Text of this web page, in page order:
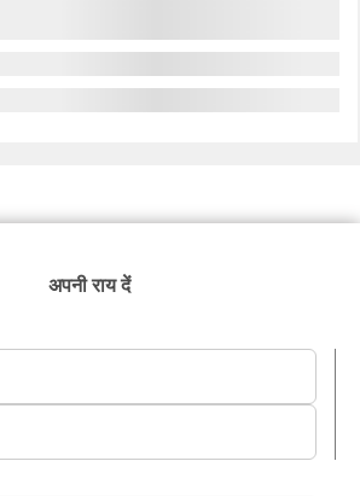
अपनी राय दें